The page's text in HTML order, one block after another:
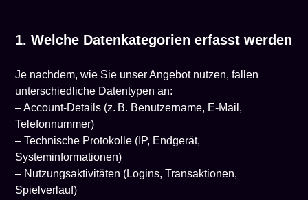
1. Welche Datenkategorien erfasst werden
Je nachdem, wie Sie unser Angebot nutzen, fallen
unterschiedliche Datentypen an:
– Account-Details (z. B. Benutzername, E-Mail,
Telefonnummer)
– Technische Protokolle (IP, Endgerät,
Systeminformationen)
– Nutzungsaktivitäten (Logins, Transaktionen,
Spielverlauf)